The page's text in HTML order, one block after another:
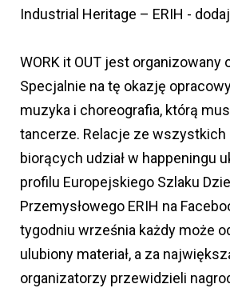
Industrial Heritage – ERIH -
WORK it OUT jest organizowany
Specjalnie na tę okazję
muzyka i choreografia, którą
tancerze. Relacje ze wszystkich
biorących udział w happeningu
profilu Europejskiego Szlaku
Przemysłowego ERIH na
tygodniu września każdy może
ulubiony materiał, a za
organizatorzy przewidzieli